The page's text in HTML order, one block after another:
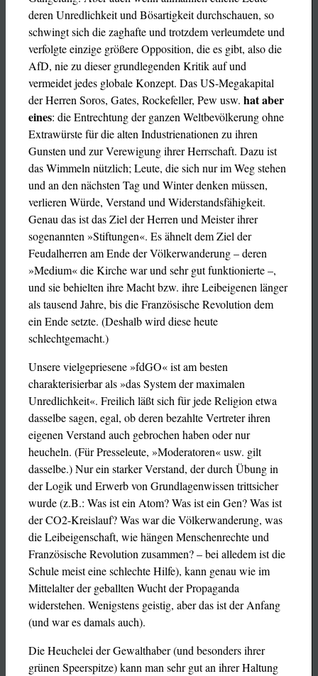
deren Unredlichkeit und Bösartigkeit durchschauen, so
schwingt sich die zaghafte und trotzdem verleumdete und
verfolgte einzige größere Opposition, die es gibt, also die
AfD, nie zu dieser grundlegenden Kritik auf und
vermeidet jedes globale Konzept. Das US-Megakapital
der Herren Soros, Gates, Rockefeller, Pew usw. hat aber
eines: die Entrechtung der ganzen Weltbevölkerung ohne
Extrawürste für die alten Industrienationen zu ihren
Gunsten und zur Verewigung ihrer Herrschaft. Dazu ist
das Wimmeln nützlich; Leute, die sich nur im Weg stehen
und an den nächsten Tag und Winter denken müssen,
verlieren Würde, Verstand und Widerstandsfähigkeit.
Genau das ist das Ziel der Herren und Meister ihrer
sogenannten »Stiftungen«. Es ähnelt dem Ziel der
Feudalherren am Ende der Völkerwanderung – deren
»Medium« die Kirche war und sehr gut funktionierte –,
und sie behielten ihre Macht bzw. ihre Leibeigenen länger
als tausend Jahre, bis die Französische Revolution dem
ein Ende setzte. (Deshalb wird diese heute
schlechtgemacht.)
Unsere vielgepriesene »fdGO« ist am besten
charakterisierbar als »das System der maximalen
Unredlichkeit«. Freilich läßt sich für jede Religion etwa
dasselbe sagen, egal, ob deren bezahlte Vertreter ihren
eigenen Verstand auch gebrochen haben oder nur
heucheln. (Für Presseleute, »Moderatoren« usw. gilt
dasselbe.) Nur ein starker Verstand, der durch Übung in
der Logik und Erwerb von Grundlagenwissen trittsicher
wurde (z.B.: Was ist ein Atom? Was ist ein Gen? Was ist
der CO2-Kreislauf? Was war die Völkerwanderung, was
die Leibeigenschaft, wie hängen Menschenrechte und
Französische Revolution zusammen? – bei alledem ist die
Schule meist eine schlechte Hilfe), kann genau wie im
Mittelalter der geballten Wucht der Propaganda
widerstehen. Wenigstens geistig, aber das ist der Anfang
(und war es damals auch).
Die Heuchelei der Gewalthaber (und besonders ihrer
grünen Speerspitze) kann man sehr gut an ihrer Haltung